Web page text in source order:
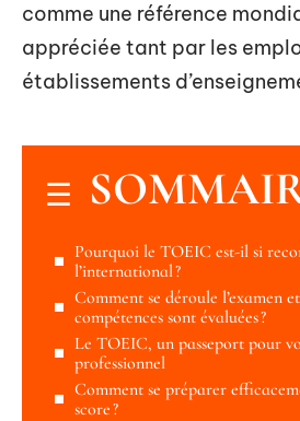
comme une référence
appréciée tant par les
établissements
Pourquoi le TOEIC est-il si
l’international ?
Comment se déroule l’examen
compétences sont évaluées ?
Le TOEIC, un passeport pour
professionnel
Comment se préparer
score ?